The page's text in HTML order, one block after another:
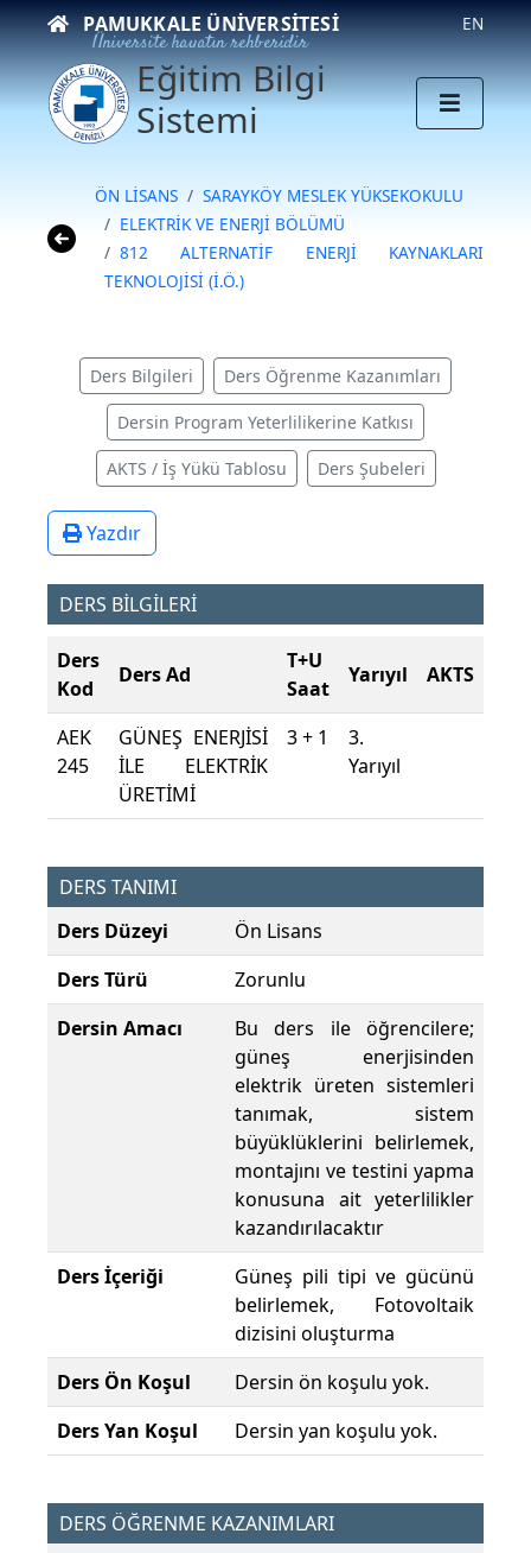
PAMUKKALE ÜNIVERSITESI
Üniversite hayatın rehberidir
EN
Eğitim Bilgi
Sistemi
ÖN LİSANS
SARAYKÖY MESLEK YÜKSEKOKULU
ELEKTRİK VE ENERJİ BÖLÜMÜ
812 ALTERNATİF ENERJİ KAYNAKLARI
TEKNOLOJİSİ (İ.Ö.)
Ders Bilgileri Ders Öğrenme Kazanımları
Dersin Program Yeterlilikerine Katkısı
AKTS / İş Yükü Tablosu Ders Şubeleri
Yazdır
DERS BİLGİLERİ
Ders
Kod
Ders Ad
T+U
Saat
Yarıyıl AKTS
AEK
245
GÜNEŞ ENERJİSİ
İLE ELEKTRİK
ÜRETİMİ
3 + 1
3.
Yarıyıl
DERS TANIMI
Ders Düzeyi
Ön Lisans
Ders Türü
Zorunlu
Dersin Amacı
Bu ders ile öğrencilere;
güneş enerjisinden
elektrik üreten sistemleri
tanımak, sistem
büyüklüklerini belirlemek,
montajını ve testini yapma
konusuna ait yeterlilikler
kazandırılacaktır
Ders İçeriği
Güneş pili tipi ve gücünü
belirlemek, Fotovoltaik
dizisini oluşturma
Ders Ön Koşul
Dersin ön koşulu yok.
Ders Yan Koşul
Dersin yan koşulu yok.
DERS ÖĞRENME KAZANIMLARI